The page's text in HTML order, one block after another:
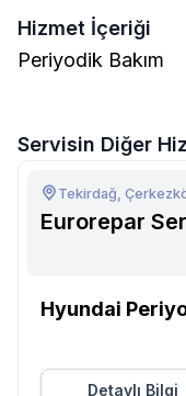
Hizmet İçeriği
Periyodik Bakım
Servisin Diğer
Tekirdağ,
Eurorepar
Hyundai
Detaylı Bilgi